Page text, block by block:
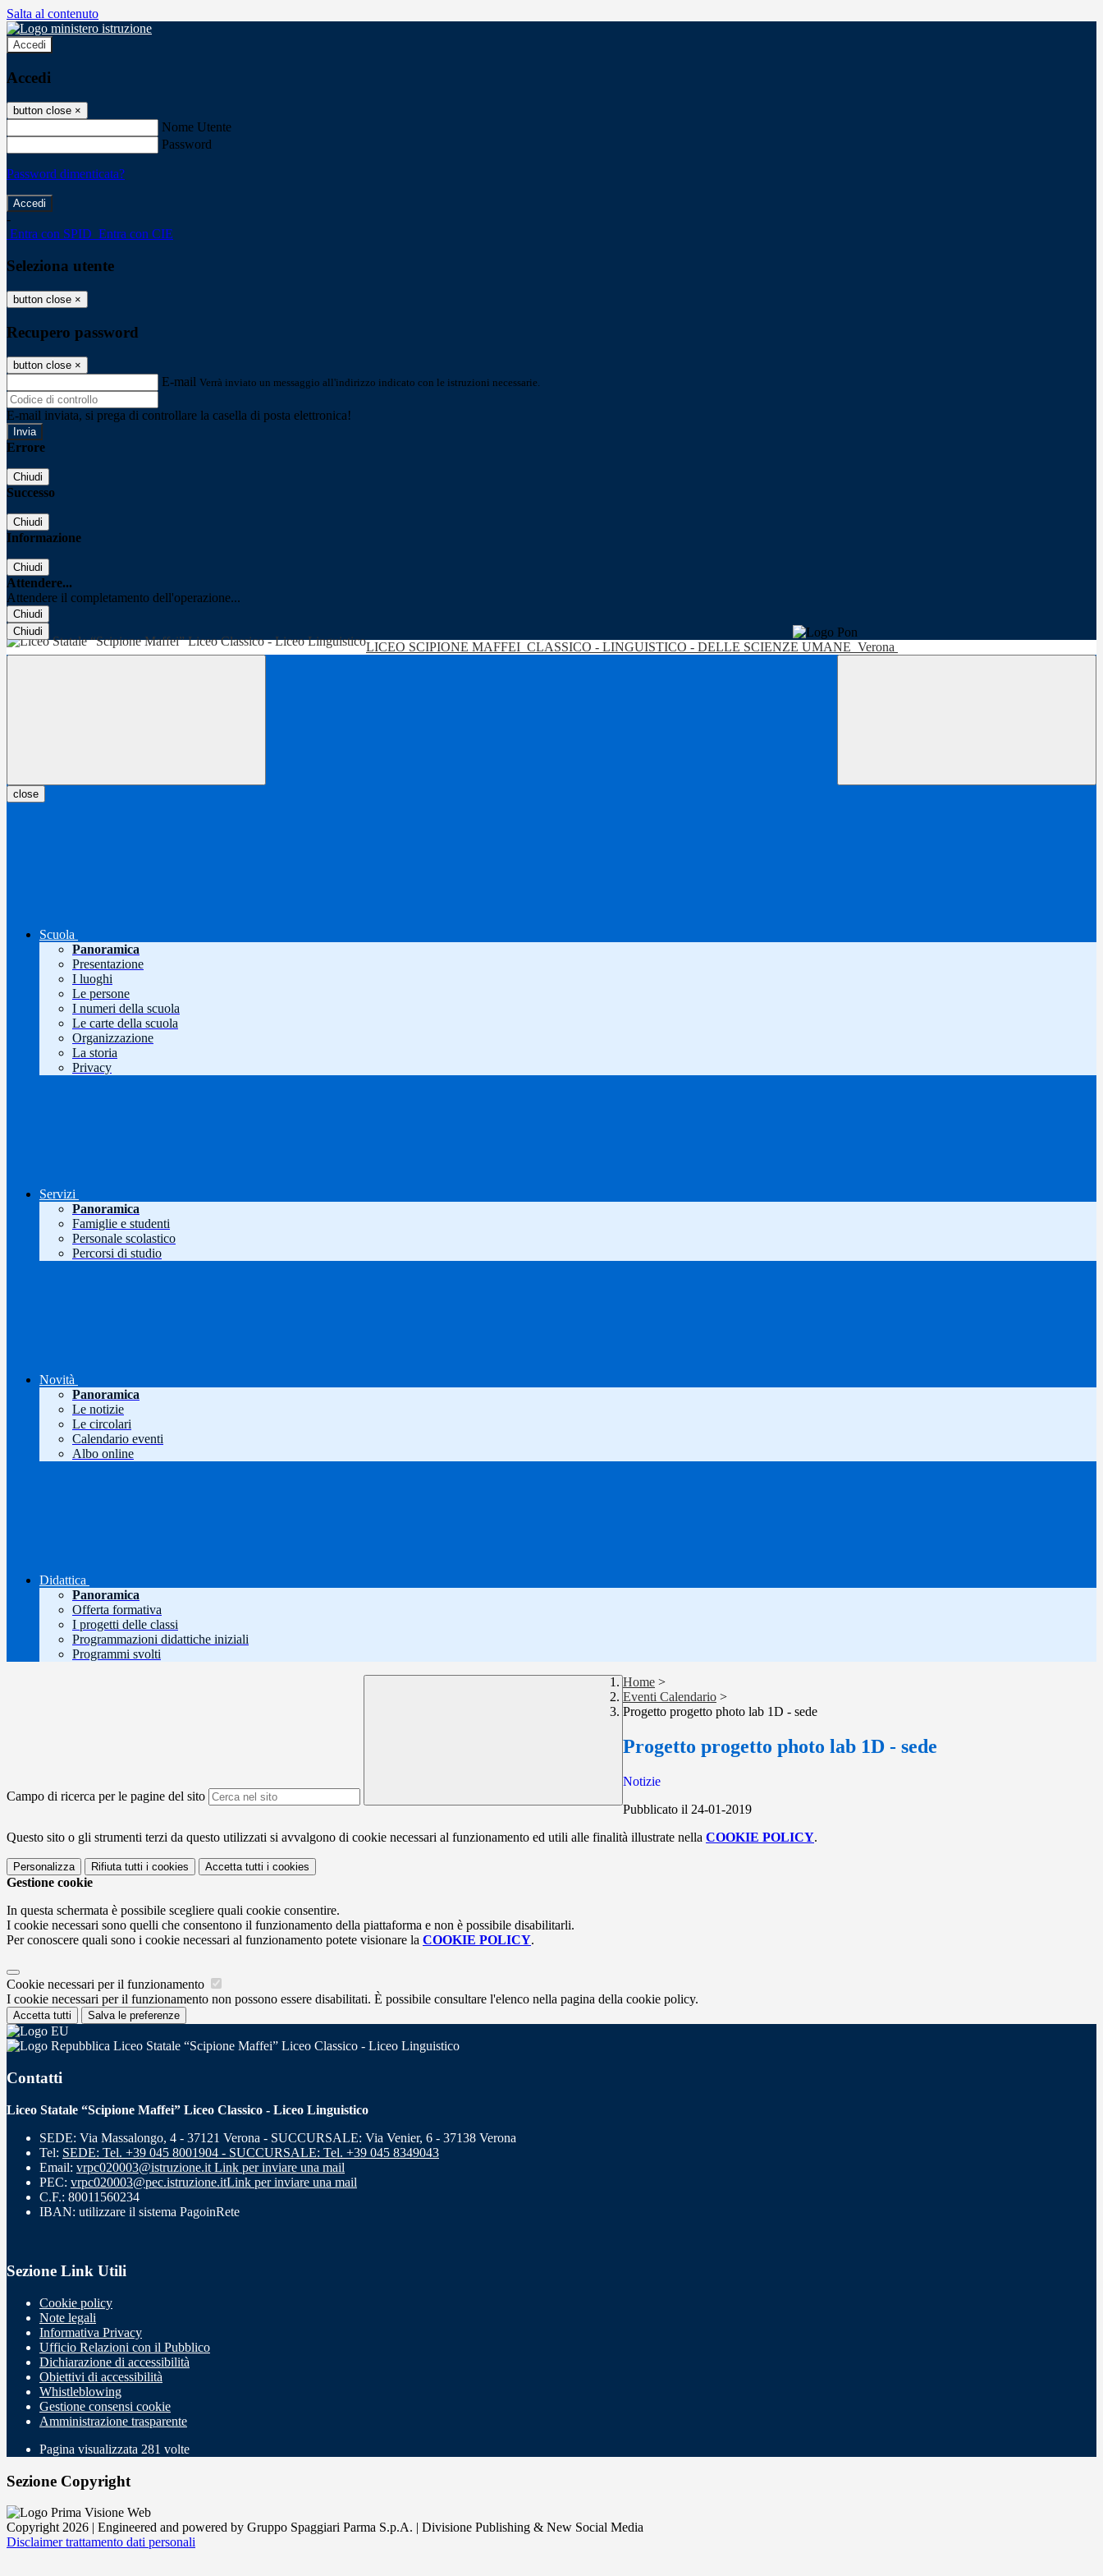
Salta al contenuto
Accedi
Accedi
button close ×
Nome Utente
Password
Password dimenticata?
-
Entra con SPID Entra con CIE
Seleziona utente
button close ×
Recupero password
button close ×
E-mail Verrà inviato un messaggio all'indirizzo indicato con le istruzioni necessarie.
E-mail inviata, si prega di controllare la casella di posta elettronica!
Errore
Chiudi
Successo
Chiudi
Informazione
Chiudi
Attendere...
Attendere il completamento dell'operazione...
Chiudi
Chiudi
LICEO SCIPIONE MAFFEI CLASSICO - LINGUISTICO - DELLE SCIENZE UMANE Verona
close
Scuola
Panoramica
Presentazione
I luoghi
Le persone
I numeri della scuola
Le carte della scuola
Organizzazione
La storia
Privacy
Servizi
Panoramica
Famiglie e studenti
Personale scolastico
Percorsi di studio
Novità
Panoramica
Le notizie
Le circolari
Calendario eventi
Albo online
Didattica
Panoramica
Offerta formativa
I progetti delle classi
Programmazioni didattiche iniziali
Programmi svolti
Campo di ricerca per le pagine del sito
Home >
Eventi Calendario >
Progetto progetto photo lab 1D - sede
Progetto progetto photo lab 1D - sede
Notizie
Pubblicato il 24-01-2019
Questo sito o gli strumenti terzi da questo utilizzati si avvalgono di cookie necessari al funzionamento ed utili alle finalità illustrate nella COOKIE POLICY.
Personalizza Rifiuta tutti i cookies Accetta tutti i cookies
Gestione cookie
In questa schermata è possibile scegliere quali cookie consentire.
I cookie necessari sono quelli che consentono il funzionamento della piattaforma e non è possibile disabilitarli.
Per conoscere quali sono i cookie necessari al funzionamento potete visionare la COOKIE POLICY.
Cookie necessari per il funzionamento
I cookie necessari per il funzionamento non possono essere disabilitati. È possibile consultare l'elenco nella pagina della cookie policy.
Accetta tutti Salva le preferenze
Liceo Statale “Scipione Maffei” Liceo Classico - Liceo Linguistico
Contatti
Liceo Statale “Scipione Maffei” Liceo Classico - Liceo Linguistico
SEDE: Via Massalongo, 4 - 37121 Verona - SUCCURSALE: Via Venier, 6 - 37138 Verona
Tel: SEDE: Tel. +39 045 8001904 - SUCCURSALE: Tel. +39 045 8349043
Email: vrpc020003@istruzione.it Link per inviare una mail
PEC: vrpc020003@pec.istruzione.itLink per inviare una mail
C.F.: 80011560234
IBAN: utilizzare il sistema PagoinRete
Sezione Link Utili
Cookie policy
Note legali
Informativa Privacy
Ufficio Relazioni con il Pubblico
Dichiarazione di accessibilità
Obiettivi di accessibilità
Whistleblowing
Gestione consensi cookie
Amministrazione trasparente
Pagina visualizzata 281 volte
Sezione Copyright
Copyright 2026 | Engineered and powered by Gruppo Spaggiari Parma S.p.A. | Divisione Publishing & New Social Media
Disclaimer trattamento dati personali